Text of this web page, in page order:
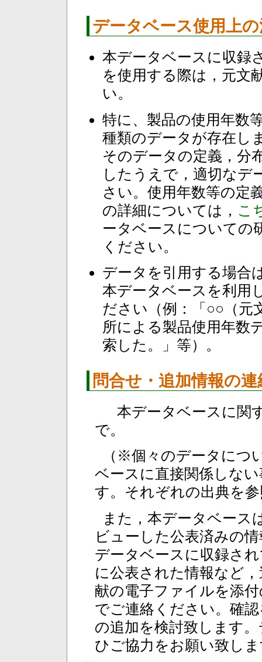
データベース使用上
本データベースに収録
を使用する際は，元文
い。
特に、製品の使用年数
種類のデータが存在し
そのデータの定義，分
したうえで，適切なデ
さい。使用年数等の定
の詳細については， こ
ータベースについての
ください。
データを引用する場合
本データベースを利用
ださい（例：「○○（元
所による製品使用年数
索した。」等）。
問合せ・追加情報の
本データベースに関
で。
（※個々のデータにつ
ベースに直接関係しな
す。それぞれの出典を
また，本データベース
ビューした公表済みの
データベースに収録さ
に公表された情報など
献の電子ファイルを添
でご連絡ください。確
の追加を検討致します
ひご協力をお願い致し